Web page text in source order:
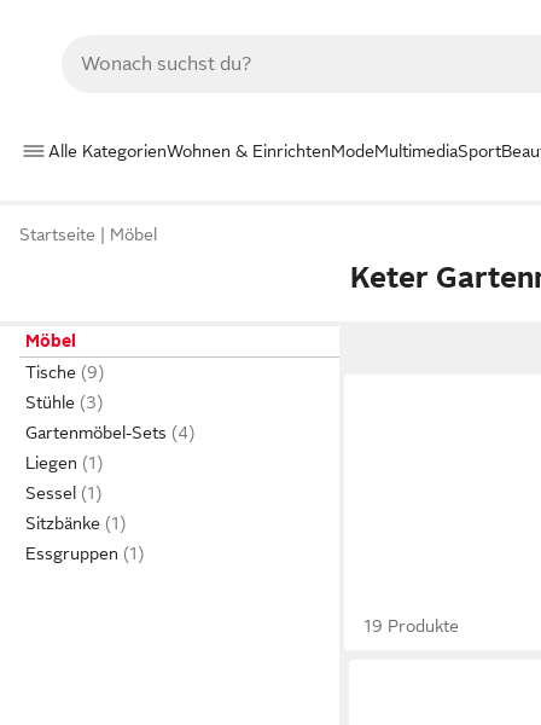
Alle KategorienWohnen & EinrichtenModeMultimediaSport
Startseite Möbel
Keter
Möbel
Tische
Stühle
Gartenmöbel-Sets
Liegen
Sessel
Sitzbänke
Essgruppen
19 Produkte